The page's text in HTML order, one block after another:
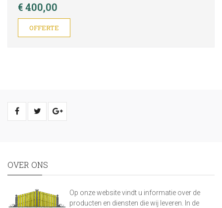
€ 400,00
OFFERTE
OVER ONS
Op onze website vindt u informatie over de
producten en diensten die wij leveren. In de